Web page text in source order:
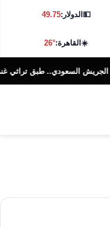
💵الدولار:49.75
☀️القاهرة:26°
طبق تراثي غني بالنكهة